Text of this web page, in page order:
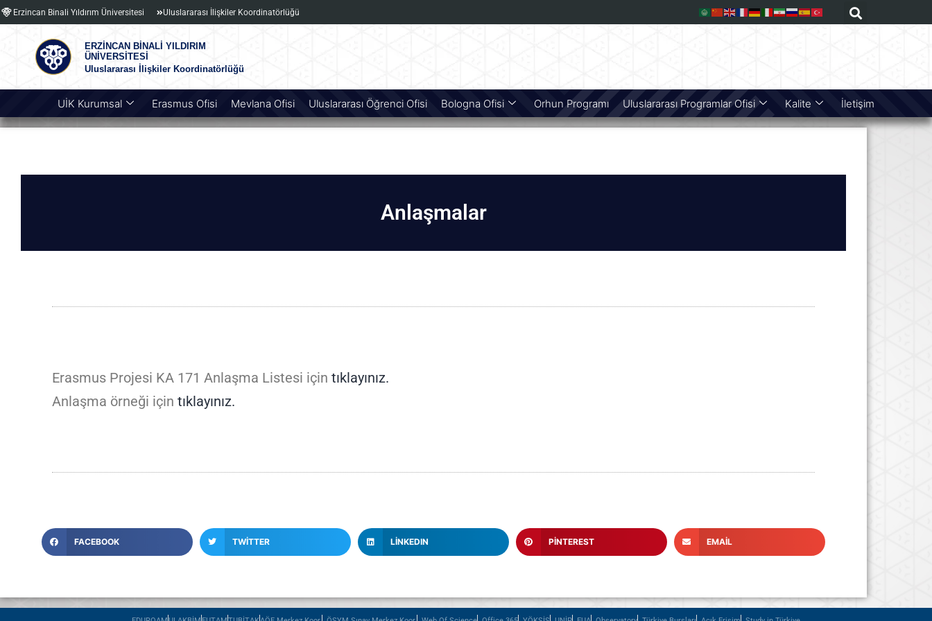
Erzincan Binali Yıldırım Üniversitesi Uluslararası İlişkiler Koordinatörlüğü
ERZİNCAN BİNALİ YILDIRIM
ÜNİVERSİTESİ
Uluslararası İlişkiler Koordinatörlüğü
UİK Kurumsal Erasmus Ofisi Mevlana Ofisi Uluslararası Öğrenci Ofisi Bologna Ofisi Orhun Programı Uluslararası Programlar Ofisi Kalite İletişim
Anlaşmalar
Erasmus Projesi KA 171 Anlaşma Listesi için tıklayınız.
Anlaşma örneği için tıklayınız.
FACEBOOK TWITTER LINKEDIN PINTEREST EMAIL